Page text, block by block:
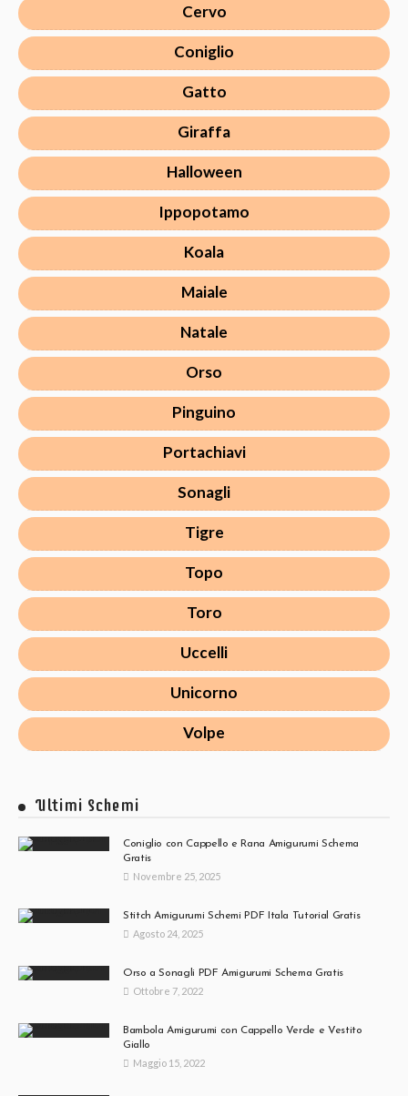
Cervo
Coniglio
Gatto
Giraffa
Halloween
Ippopotamo
Koala
Maiale
Natale
Orso
Pinguino
Portachiavi
Sonagli
Tigre
Topo
Toro
Uccelli
Unicorno
Volpe
Ultimi Schemi
Coniglio con Cappello e Rana Amigurumi Schema
Gratis
Novembre 25, 2025
Stitch Amigurumi Schemi PDF Itala Tutorial Gratis
Agosto 24, 2025
Orso a Sonagli PDF Amigurumi Schema Gratis
Ottobre 7, 2022
Bambola Amigurumi con Cappello Verde e Vestito
Giallo
Maggio 15, 2022